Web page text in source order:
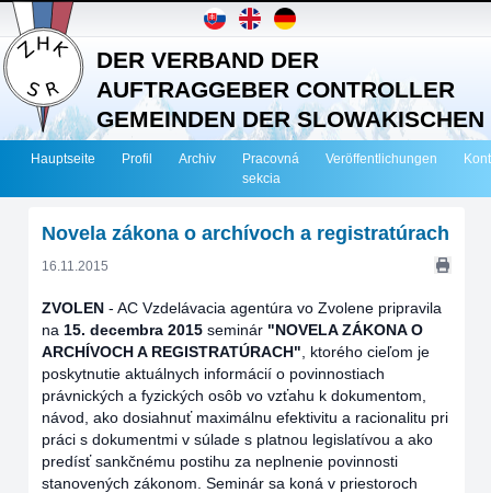
DER VERBAND DER
AUFTRAGGEBER CONTROLLER
GEMEINDEN DER SLOWAKISCHEN
REPUBLIK
Hauptseite Profil Archiv
Pracovná
sekcia
Veröffentlichungen
Novela zákona o archívoch a registratúrach
16.11.2015
ZVOLEN - AC Vzdelávacia agentúra vo Zvolene pripravila
na 15. decembra 2015 seminár "NOVELA ZÁKONA O
ARCHÍVOCH A REGISTRATÚRACH" , ktorého cieľom je
poskytnutie aktuálnych informácií o povinnostiach
právnických a fyzických osôb vo vzťahu k dokumentom,
návod, ako dosiahnuť maximálnu efektivitu a racionalitu pri
práci s dokumentmi v súlade s platnou legislatívou a ako
predísť sankčnému postihu za neplnenie povinnosti
stanovených zákonom. Seminár sa koná v priestoroch